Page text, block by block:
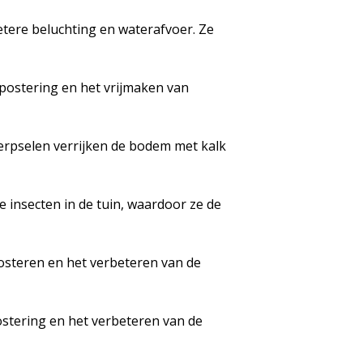
beluchting en waterafvoer. Ze
en het vrijmaken van
verrijken de bodem met kalk
in de tuin, waardoor ze de
en het verbeteren van de
en het verbeteren van de